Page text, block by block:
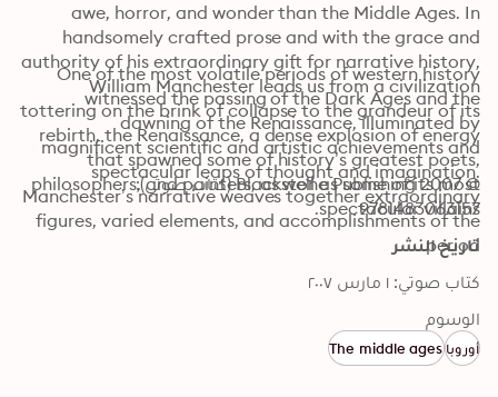
authority of his extraordinary gift for narrative history,
William Manchester leads us from a civilization
tottering on the brink of collapse to the grandeur of its
that spawned some of history’s greatest poets,
spectacular villains.
One of the most volatile periods of western history
dawning of the Renaissance, illuminated by
magnificent scientific and artistic achievements and
spectacular leaps of thought and imagination.
figures, varied elements, and accomplishments of the
period.
© 2007 Blackstone Publishing (كتاب صوتي):
9781483063157
تاريخ النشر
كتاب صوتي: ١ مارس ٢٠٠٧
الوسوم
أوروباThe middle ages